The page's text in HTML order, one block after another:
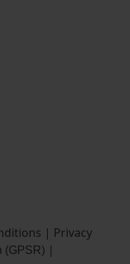
| Privacy
(GPSR) |